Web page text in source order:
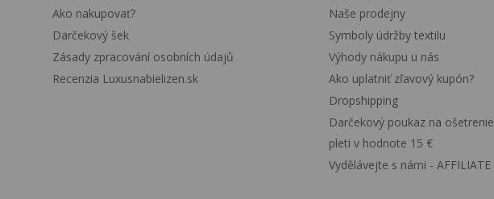
Ako nakupovať?
Darčekový šek
Zásady zpracování osobních údajů
Recenzia Luxusnabielizen.sk
Naše prodejny
Symboly údržby textilu
Výhody nákupu u nás
Ako uplatniť zľavový kupón?
Dropshipping
Darčekový poukaz na ošetrenie
pleti v hodnote 15 €
Vydělávejte s námi - AFFILIATE